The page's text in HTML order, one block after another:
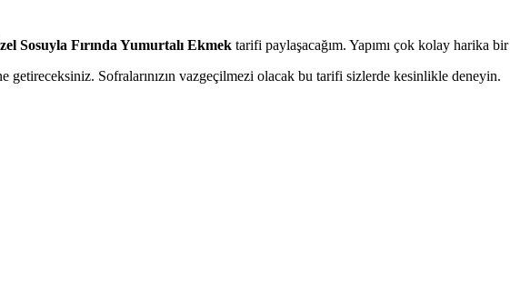
Sosuyla Fırında Yumurtalı Ekmek tarifi paylaşacağım. Yapımı çok kolay harika
getireceksiniz. Sofralarınızın vazgeçilmezi olacak bu tarifi sizlerde kesinlikle deneyin.